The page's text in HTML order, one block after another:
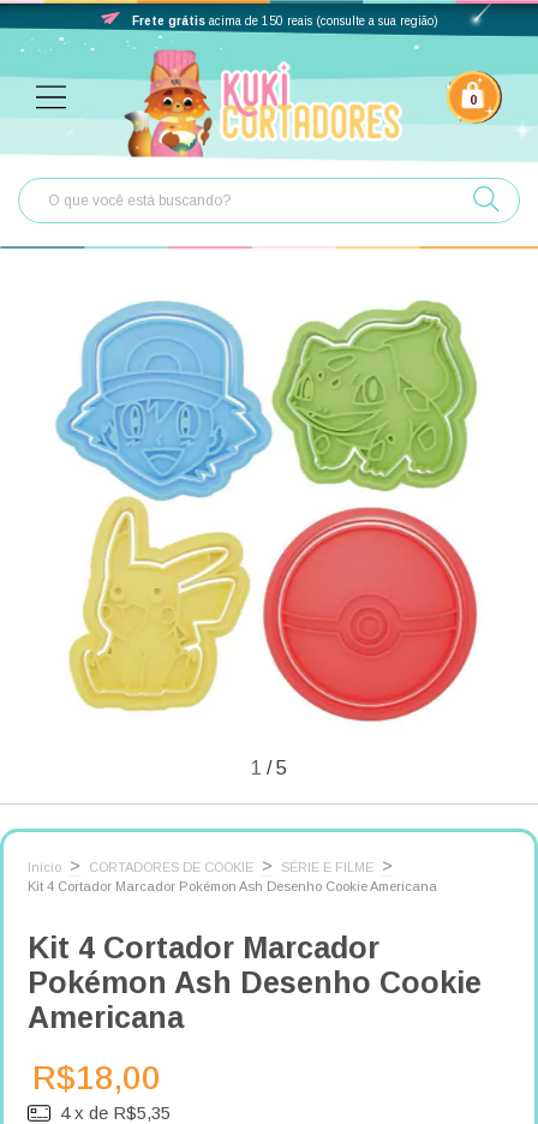
Frete grátis acima de 150 reais (consulte a sua região)
0
1 /5
Início > CORTADORES DE COOKIE > SÉRIE E FILME >
Kit 4 Cortador Marcador Pokémon Ash Desenho Cookie Americana
Kit 4 Cortador Marcador
Pokémon Ash Desenho Cookie
Americana
R$18,00
4 x de R$5,35